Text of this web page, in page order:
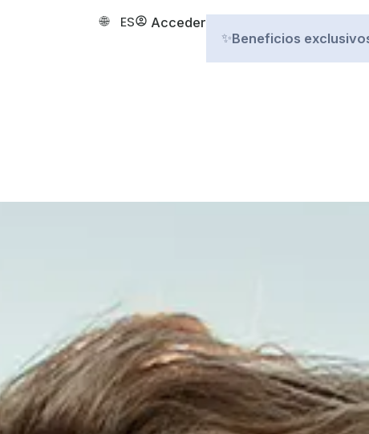
ES
Acceder
Beneficios